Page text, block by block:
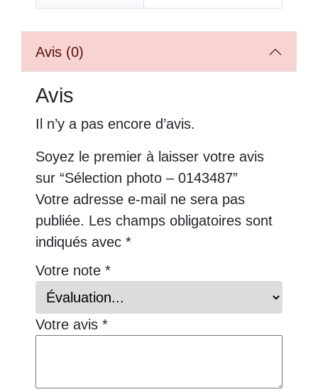
Avis (0)
Avis
Il n’y a pas encore d’avis.
Soyez le premier à laisser votre avis
sur “Sélection photo – 0143487”
Votre adresse e-mail ne sera pas
publiée. Les champs obligatoires sont
indiqués avec *
Votre note *
Votre avis *